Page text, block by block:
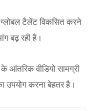
टैलेंट विकसित करने
बढ़ रही है।
आंतरिक वीडियो सामग्री
उपयोग करना बेहतर है।